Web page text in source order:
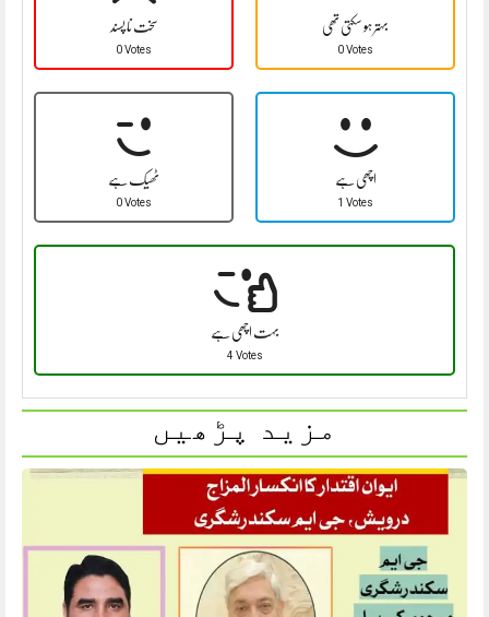
سخت نا پسند
0 Votes
بہتر ہو سکتی تھی
0 Votes
ٹھیک ہے
0 Votes
اچھی ہے
1 Votes
بہت اچھی ہے
4 Votes
مزید پڑھیں